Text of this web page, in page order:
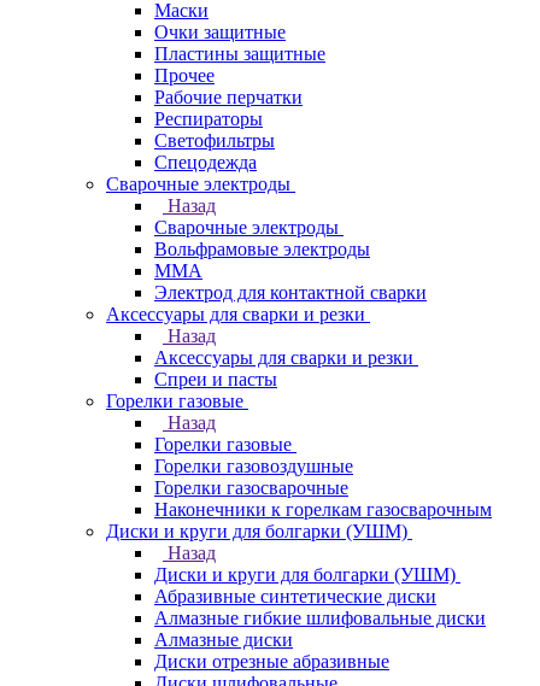
Маски
Очки защитные
Пластины защитные
Прочее
Рабочие перчатки
Респираторы
Светофильтры
Спецодежда
Сварочные электроды
Назад
Сварочные электроды
Вольфрамовые электроды
ММА
Электрод для контактной сварки
Аксессуары для сварки и резки
Назад
Аксессуары для сварки и резки
Спреи и пасты
Горелки газовые
Назад
Горелки газовые
Горелки газовоздушные
Горелки газосварочные
Наконечники к горелкам газосварочным
Диски и круги для болгарки (УШМ)
Назад
Диски и круги для болгарки (УШМ)
Абразивные синтетические диски
Алмазные гибкие шлифовальные диски
Алмазные диски
Диски отрезные абразивные